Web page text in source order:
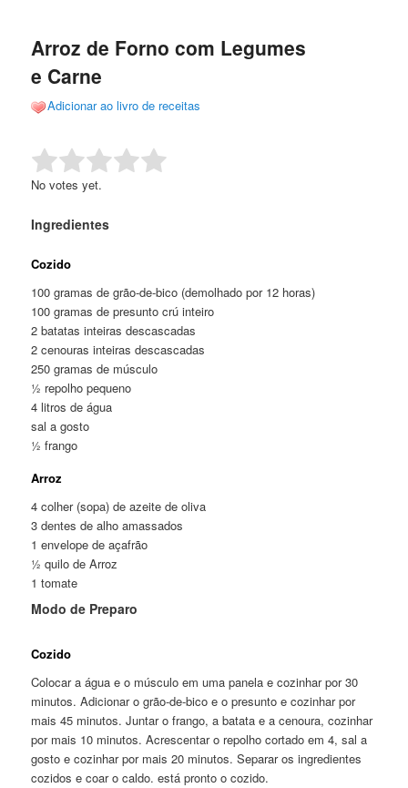
conteúdo
conteúdo
Arroz de Forno com Legumes
e Carne
Adicionar ao livro de receitas
Rate this item: Submit Rating
No votes yet.
Ingredientes
Cozido
100 gramas de grão-de-bico (demolhado por 12 horas)
100 gramas de presunto crú inteiro
2 batatas inteiras descascadas
2 cenouras inteiras descascadas
250 gramas de músculo
½ repolho pequeno
4 litros de água
sal a gosto
½ frango
Arroz
4 colher (sopa) de azeite de oliva
3 dentes de alho amassados
1 envelope de açafrão
½ quilo de Arroz
1 tomate
Modo de Preparo
Cozido
Colocar a água e o músculo em uma panela e cozinhar por 30
minutos. Adicionar o grão-de-bico e o presunto e cozinhar por
mais 45 minutos. Juntar o frango, a batata e a cenoura, cozinhar
por mais 10 minutos. Acrescentar o repolho cortado em 4, sal a
gosto e cozinhar por mais 20 minutos. Separar os ingredientes
cozidos e coar o caldo. está pronto o cozido.